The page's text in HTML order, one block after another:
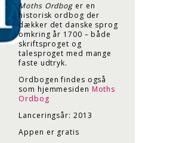
Moths Ordbog er en
historisk ordbog der
dækker det danske sprog
omkring år 1700 – både
skriftsproget og
talesproget med mange
faste udtryk.
Ordbogen findes også
som hjemmesiden Moths
Ordbog
Lanceringsår: 2013
Appen er gratis